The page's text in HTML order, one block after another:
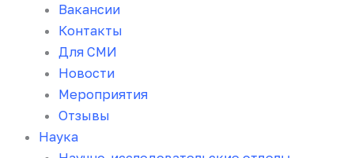
Вакансии
Контакты
Для СМИ
Новости
Мероприятия
Отзывы
Наука